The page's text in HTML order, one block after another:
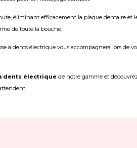
éliminant efficacement la plaque dentaire et
de toute la bouche.
à dents électrique vous accompagnera lors de
dents électrique de notre gamme et